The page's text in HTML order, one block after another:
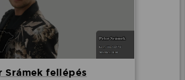
Srámek fellépés